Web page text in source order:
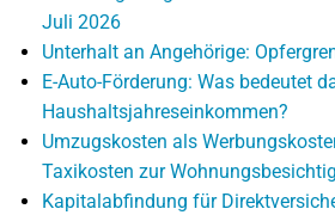
Juli 2026
Unterhalt an Angehörige:
E-Auto-Förderung: Was bedeutet
Haushaltsjahreseinkommen?
Umzugskosten als
Taxikosten zur
Kapitalabfindung für